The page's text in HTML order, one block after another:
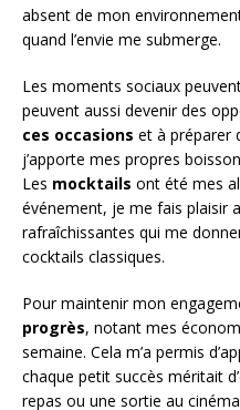
absent de mon
quand l’envie me submerge.
Les moments sociaux
peuvent aussi devenir des
ces occasions et à préparer
j’apporte mes propres
Les mocktails ont été mes
événement, je me fais plaisir
rafraîchissantes qui me
cocktails classiques.
Pour maintenir mon
progrès, notant mes
semaine. Cela m’a permis
chaque petit succès méritait
repas ou une sortie au